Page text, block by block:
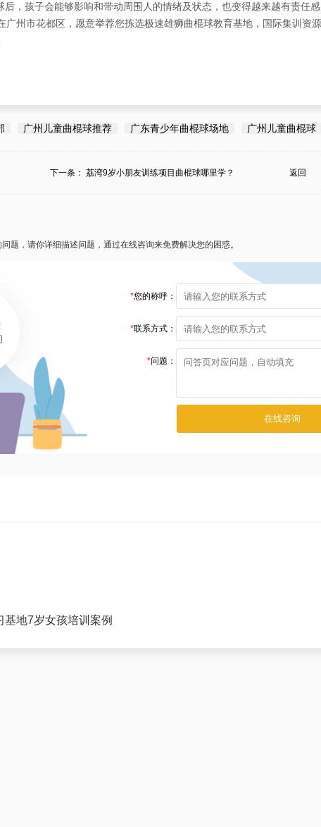
，孩子会能够影响和带动周围人的情绪及状态，也变得越来越有责任
广州市花都区，愿意举荐您拣选极速雄狮曲棍球教育基地，国际集训资
广州儿童曲棍球推荐 广东青少年曲棍球场地 广州儿童曲棍球
下一条： 荔湾9岁小朋友训练项目曲棍球哪里学？ 返回
题，请你详细描述问题，通过在线咨询来免费解决您的困惑。
*您的称呼：
*联系方式：
*问题：
地7岁女孩培训案例